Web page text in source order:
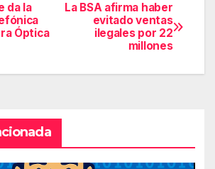
La BSA afirma haber
evitado ventas
ilegales por 22
millones
da la
Óptica